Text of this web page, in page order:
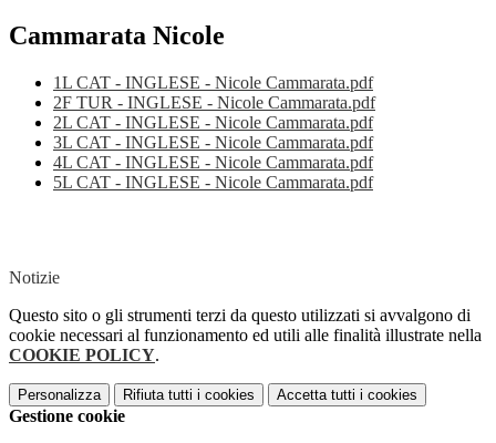
Cammarata Nicole
1L CAT - INGLESE - Nicole Cammarata.pdf
2F TUR - INGLESE - Nicole Cammarata.pdf
2L CAT - INGLESE - Nicole Cammarata.pdf
3L CAT - INGLESE - Nicole Cammarata.pdf
4L CAT - INGLESE - Nicole Cammarata.pdf
5L CAT - INGLESE - Nicole Cammarata.pdf
Notizie
Questo sito o gli strumenti terzi da questo utilizzati si avvalgono di
cookie necessari al funzionamento ed utili alle finalità illustrate nella
COOKIE POLICY.
Personalizza Rifiuta tutti i cookies Accetta tutti i cookies
Gestione cookie